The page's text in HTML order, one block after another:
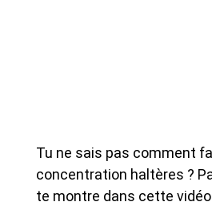
Tu ne sais pas comment
concentration haltères ?
te montre dans cette